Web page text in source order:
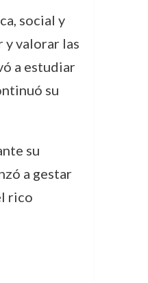
social y
y valorar las
a estudiar
su
su
a gestar
rico